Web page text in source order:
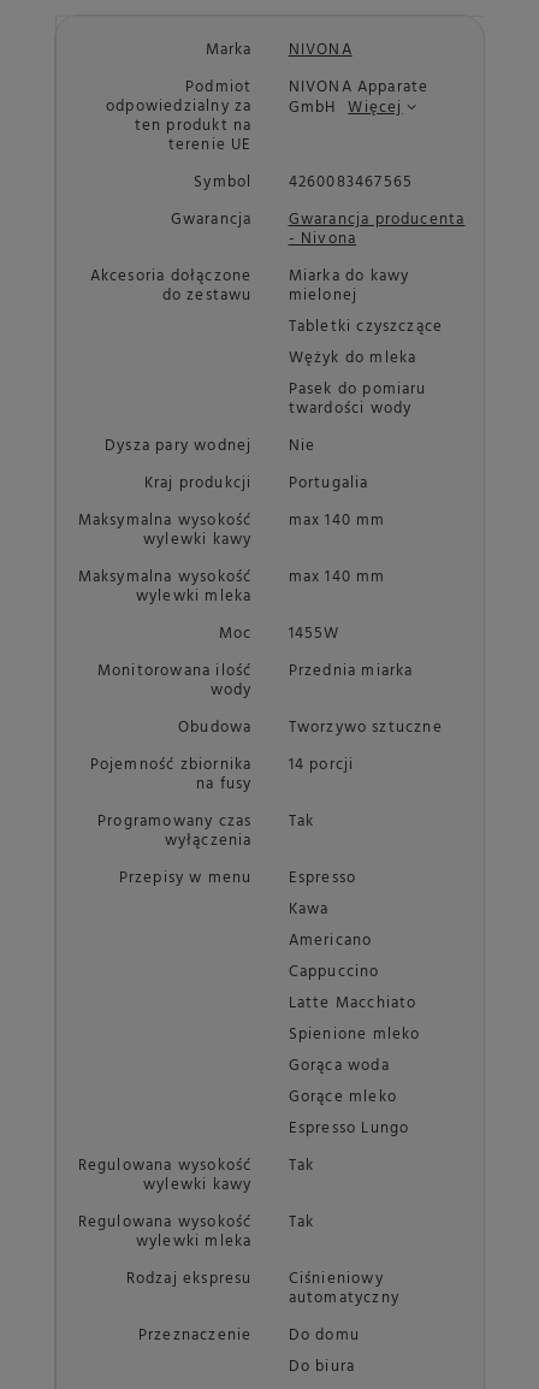
Marka
NIVONA
Podmiot
odpowiedzialny za
ten produkt na
terenie UE
NIVONA Apparate
GmbH Więcej
Symbol
4260083467565
Gwarancja
Gwarancja producenta
- Nivona
Akcesoria dołączone
do zestawu
Miarka do kawy
mielonej
Tabletki czyszczące
Wężyk do mleka
Pasek do pomiaru
twardości wody
Dysza pary wodnej
Nie
Kraj produkcji
Portugalia
Maksymalna wysokość
wylewki kawy
max 140 mm
Maksymalna wysokość
wylewki mleka
max 140 mm
Moc
1455W
Monitorowana ilość
wody
Przednia miarka
Obudowa
Tworzywo sztuczne
Pojemność zbiornika
na fusy
14 porcji
Programowany czas
wyłączenia
Tak
Przepisy w menu
Espresso
Kawa
Americano
Cappuccino
Latte Macchiato
Spienione mleko
Gorąca woda
Gorące mleko
Espresso Lungo
Regulowana wysokość
wylewki kawy
Tak
Regulowana wysokość
wylewki mleka
Tak
Rodzaj ekspresu Ciśnieniowy
automatyczny
Przeznaczenie
Do domu
Do biura